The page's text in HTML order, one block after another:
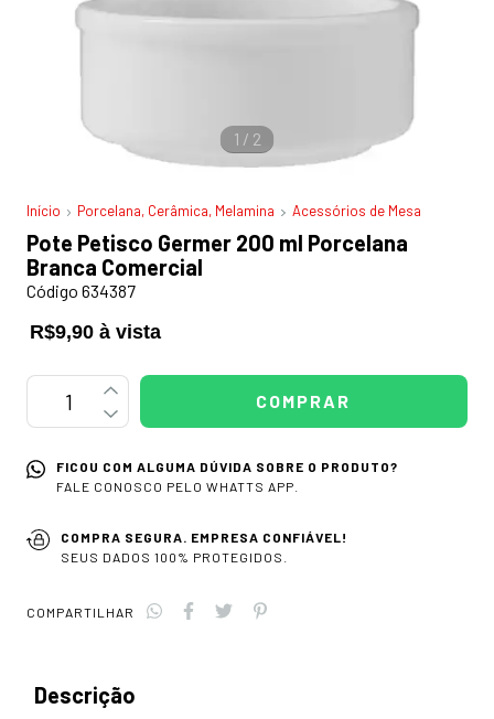
1 / 2
Início Porcelana, Cerâmica, Melamina Acessórios de Mesa
Pote Petisco Germer 200 ml Porcelana
Branca Comercial
Código 634387
R$9,90 à vista
FICOU COM ALGUMA DÚVIDA SOBRE O PRODUTO?
FALE CONOSCO PELO WHATTS APP.
COMPRA SEGURA. EMPRESA CONFIÁVEL!
SEUS DADOS 100% PROTEGIDOS.
COMPARTILHAR
Descrição